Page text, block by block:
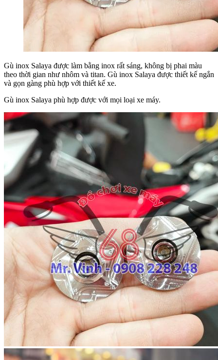
Gù inox Salaya được làm bằng inox rất sáng, không bị phai màu
theo thời gian như nhôm và titan. Gù inox Salaya được thiết kế ngắn
và gọn gàng phù hợp với thiết kế xe.
Gù inox Salaya phù hợp được với mọi loại xe máy.